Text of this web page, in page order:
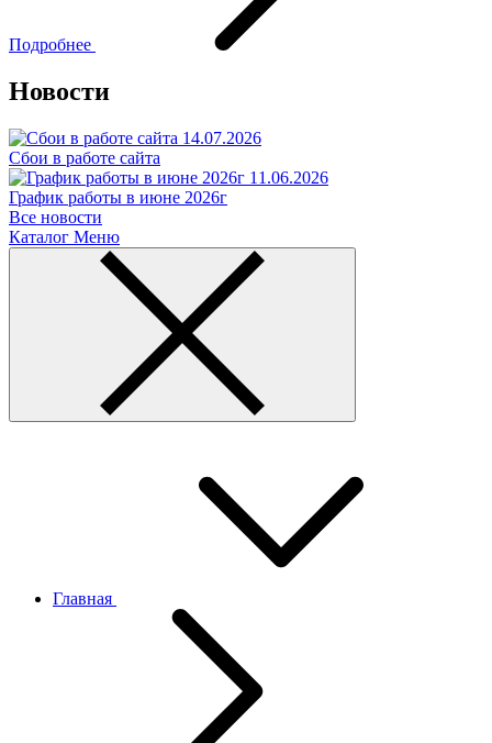
Подробнее
Новости
14.07.2026
Сбои в работе сайта
11.06.2026
График работы в июне 2026г
Все новости
Каталог Меню
Главная